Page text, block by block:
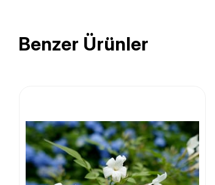
Benzer Ürünler